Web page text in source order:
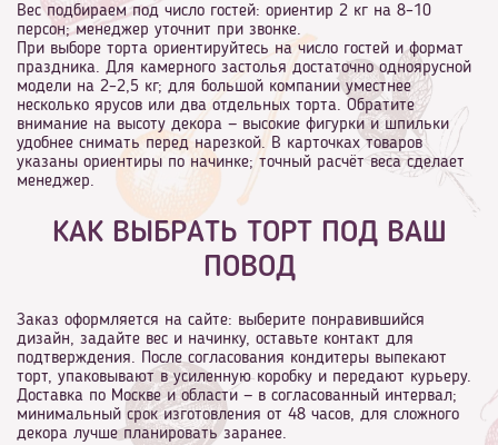
Вес подбираем под число гостей: ориентир 2 кг на 8–10
персон; менеджер уточнит при звонке.
При выборе торта ориентируйтесь на число гостей и формат
праздника. Для камерного застолья достаточно одноярусной
модели на 2–2,5 кг; для большой компании уместнее
несколько ярусов или два отдельных торта. Обратите
внимание на высоту декора — высокие фигурки и шпильки
удобнее снимать перед нарезкой. В карточках товаров
указаны ориентиры по начинке; точный расчёт веса сделает
менеджер.
КАК ВЫБРАТЬ ТОРТ ПОД ВАШ
ПОВОД
Заказ оформляется на сайте: выберите понравившийся
дизайн, задайте вес и начинку, оставьте контакт для
подтверждения. После согласования кондитеры выпекают
торт, упаковывают в усиленную коробку и передают курьеру.
Доставка по Москве и области — в согласованный интервал;
минимальный срок изготовления от 48 часов, для сложного
декора лучше планировать заранее.